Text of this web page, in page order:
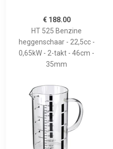
€ 188.00
HT 525 Benzine
heggenschaar - 22,5cc -
0,65kW - 2-takt - 46cm -
35mm